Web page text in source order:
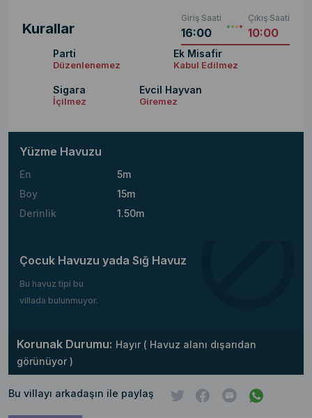
Kurallar
Giriş Saati
16:00
Çıkış Saati
10:00
Parti
Düzenlenemez
Ek Misafir
Kabul Edilmez
Sigara
İçilmez
Evcil Hayvan
Giremez
Yüzme Havuzu
En
5m
Boy
15m
Derinlik
1.50m
Çocuk Havuzu yada Sığ Havuz
Bu havuz tipi bu
villada bulunmuyor.
Korunak Durumu: Hayır ( Havuz alanı dışarıdan
görünüyor )
Bu villayı arkadaşın ile paylaş